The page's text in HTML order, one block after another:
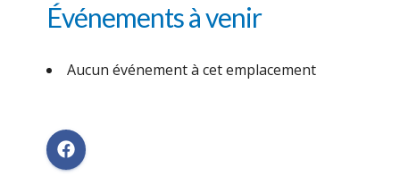
Événements à venir
Aucun événement à cet emplacement